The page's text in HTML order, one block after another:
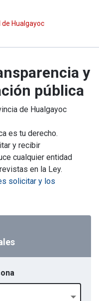
de Hualgayoc
y
pública
de Hualgayoc
es tu derecho.
y recibir
cualquier entidad
en la Ley.
solicitar y los